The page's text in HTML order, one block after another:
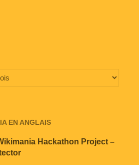
EN ANGLAIS
Hackathon Project –